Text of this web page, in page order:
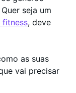
seja um
fitness, deve
as suas
vai precisar